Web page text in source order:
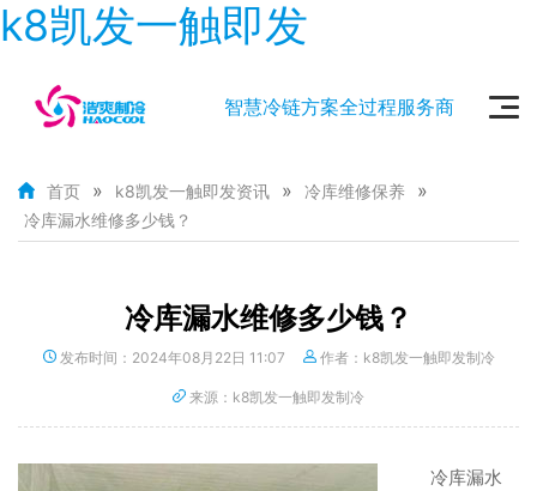
k8凯发一触即发
智慧冷链方案全过程服务商
首页 » k8凯发一触即发资讯 » 冷库维修保养 »
冷库漏水维修多少钱？
冷库漏水维修多少钱？
发布时间：2024年08月22日 11:07 作者：k8凯发一触即发制冷
来源：k8凯发一触即发制冷
冷库漏水